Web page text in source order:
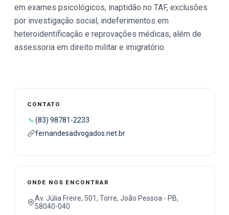
em exames psicológicos, inaptidão no TAF, exclusões
por investigação social, indeferimentos em
heteroidentificação e reprovações médicas, além de
assessoria em direito militar e imigratório.
CONTATO
(83) 98781-2233
fernandesadvogados.net.br
ONDE NOS ENCONTRAR
Av. Júlia Freire, 501, Torre, João Pessoa - PB,
58040-040